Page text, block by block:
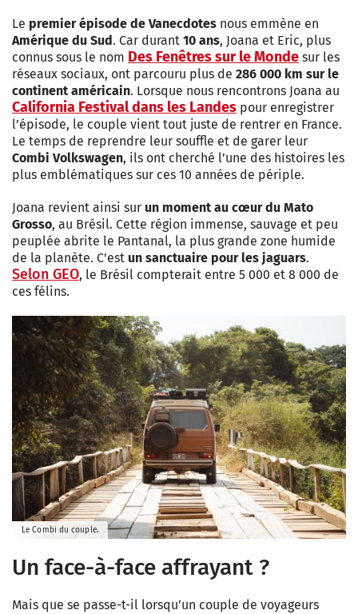
Le premier épisode de Vanecdotes nous emmène en
Amérique du Sud. Car durant 10 ans, Joana et Eric, plus
connus sous le nom Des Fenêtres sur le Monde sur les
réseaux sociaux, ont parcouru plus de 286 000 km sur le
continent américain. Lorsque nous rencontrons Joana au
California Festival dans les Landes pour enregistrer
l’épisode, le couple vient tout juste de rentrer en France.
Le temps de reprendre leur souffle et de garer leur
Combi Volkswagen, ils ont cherché l’une des histoires les
plus emblématiques sur ces 10 années de périple.
Joana revient ainsi sur un moment au cœur du Mato
Grosso, au Brésil. Cette région immense, sauvage et peu
peuplée abrite le Pantanal, la plus grande zone humide
de la planète. C’est un sanctuaire pour les jaguars.
Selon GEO, le Brésil compterait entre 5 000 et 8 000 de
ces félins.
Le Combi du couple.
Un face-à-face affrayant ?
Mais que se passe-t-il lorsqu’un couple de voyageurs